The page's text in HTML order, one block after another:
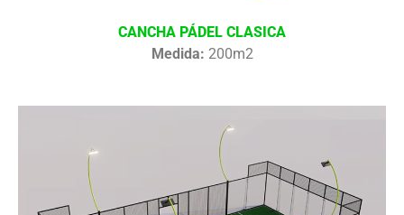
CANCHA PÁDEL CLASICA
Medida: 200m2